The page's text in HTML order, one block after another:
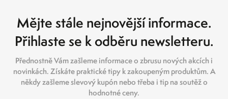
Mějte stále nejnovější informace.
Přihlaste se k odběru newsletteru.
Přednostně Vám zašleme informace o zbrusu nových akcích i
novinkách. Získáte praktické tipy k zakoupeným produktům. A
někdy zašleme slevový kupón nebo třeba i tip na soutěž o
hodnotné ceny.